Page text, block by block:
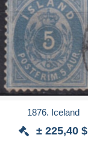
1876. Iceland
± 225,40 $